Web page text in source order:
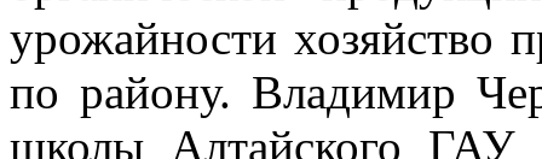
урожайности хозяйство
по району. Владимир
школы Алтайского ГАУ